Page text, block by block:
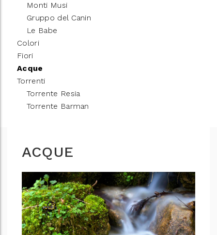
Monti Musi
Gruppo del Canin
Le Babe
Colori
Fiori
Acque
Torrenti
Torrente Resia
Torrente Barman
ACQUE